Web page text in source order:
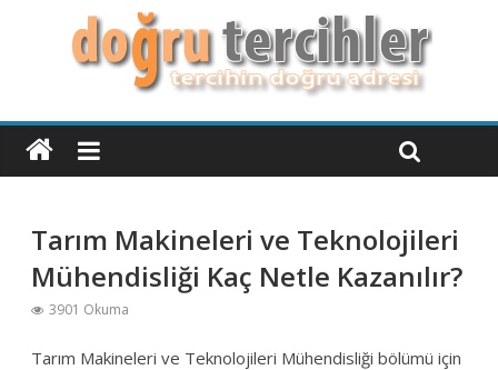
Tarım Makineleri ve Teknolojileri
Mühendisliği Kaç Netle Kazanılır?
3901 Okuma
Tarım Makineleri ve Teknolojileri Mühendisliği bölümü için